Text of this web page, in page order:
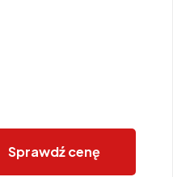
Sprawdź cenę